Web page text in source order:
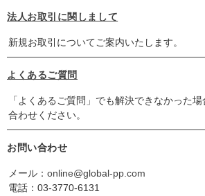
法人お取引に関しまして
新規お取引についてご案内いたします。
よくあるご質問
「よくあるご質問」でも解決できなかった
合わせください。
お問い合わせ
メール： online@global-pp.com
電話： 03-3770-6131